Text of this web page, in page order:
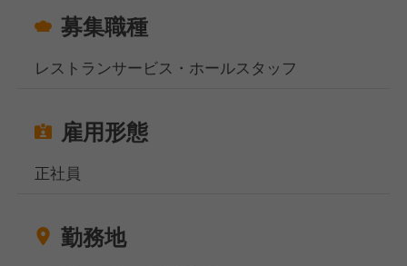
募集職種
レストランサービス・ホールスタッフ
雇用形態
正社員
勤務地